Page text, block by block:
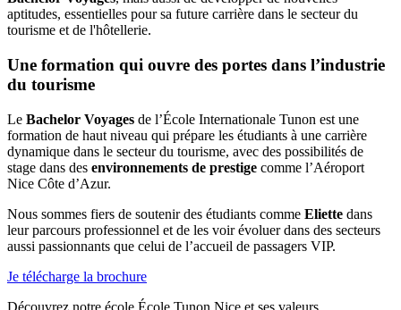
aptitudes, essentielles pour sa future carrière dans le secteur du
tourisme et de l'hôtellerie.
Une formation qui ouvre des portes dans l’industrie
du tourisme
Le Bachelor Voyages de l’École Internationale Tunon est une
formation de haut niveau qui prépare les étudiants à une carrière
dynamique dans le secteur du tourisme, avec des possibilités de
stage dans des environnements de prestige comme l’Aéroport
Nice Côte d’Azur.
Nous sommes fiers de soutenir des étudiants comme Eliette dans
leur parcours professionnel et de les voir évoluer dans des secteurs
aussi passionnants que celui de l’accueil de passagers VIP.
Je télécharge la brochure
Découvrez notre école École Tunon Nice et ses valeurs